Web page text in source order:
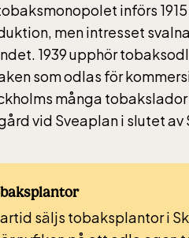
införs
men intresset
1939 upphör
som odlas för
många
vid Sveaplan i slutet av
säljs tobaksplantor i
35:- för uppfärd och
för alla över 4 år.
med ledsagare
Akvariet
10 alla dagar, se